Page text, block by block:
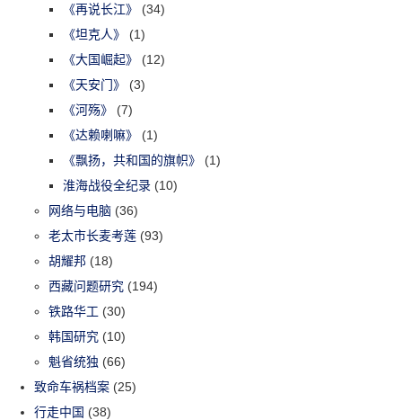
《再说长江》
(34)
《坦克人》
(1)
《大国崛起》
(12)
《天安门》
(3)
《河殇》
(7)
《达赖喇嘛》
(1)
《飘扬，共和国的旗帜》
(1)
淮海战役全纪录 (10)
网络与电脑 (36)
老太市长麦考莲 (93)
胡耀邦 (18)
西藏问题研究 (194)
铁路华工 (30)
韩国研究 (10)
魁省统独 (66)
致命车祸档案 (25)
行走中国 (38)